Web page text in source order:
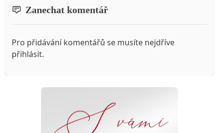
Zanechat komentář
Pro přidávání komentářů se musíte nejdříve
přihlásit.